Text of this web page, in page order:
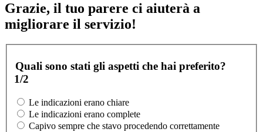
Grazie, il tuo parere ci aiuterà a
migliorare il servizio!
Quali sono stati gli aspetti che hai preferito?
1/2
Le indicazioni erano chiare
Le indicazioni erano complete
Capivo sempre che stavo procedendo correttamente